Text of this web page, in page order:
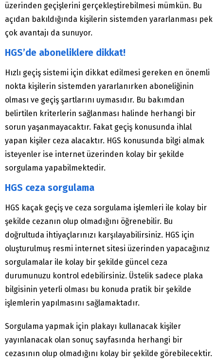
üzerinden geçişlerini gerçekleştirebilmesi mümkün. Bu
açıdan bakıldığında kişilerin sistemden yararlanması pek
çok avantajı da sunuyor.
HGS’de aboneliklere dikkat!
Hızlı geçiş sistemi için dikkat edilmesi gereken en önemli
nokta kişilerin sistemden yararlanırken aboneliğinin
olması ve geçiş şartlarını uymasıdır. Bu bakımdan
belirtilen kriterlerin sağlanması halinde herhangi bir
sorun yaşanmayacaktır. Fakat geçiş konusunda ihlal
yapan kişiler ceza alacaktır. HGS konusunda bilgi almak
isteyenler ise internet üzerinden kolay bir şekilde
sorgulama yapabilmektedir.
HGS ceza sorgulama
HGS kaçak geçiş ve ceza sorgulama işlemleri ile kolay bir
şekilde cezanın olup olmadığını öğrenebilir. Bu
doğrultuda ihtiyaçlarınızı karşılayabilirsiniz. HGS için
oluşturulmuş resmi internet sitesi üzerinden yapacağınız
sorgulamalar ile kolay bir şekilde güncel ceza
durumunuzu kontrol edebilirsiniz. Üstelik sadece plaka
bilgisinin yeterli olması bu konuda pratik bir şekilde
işlemlerin yapılmasını sağlamaktadır.
Sorgulama yapmak için plakayı kullanacak kişiler
yayınlanacak olan sonuç sayfasında herhangi bir
cezasının olup olmadığını kolay bir şekilde görebilecektir.